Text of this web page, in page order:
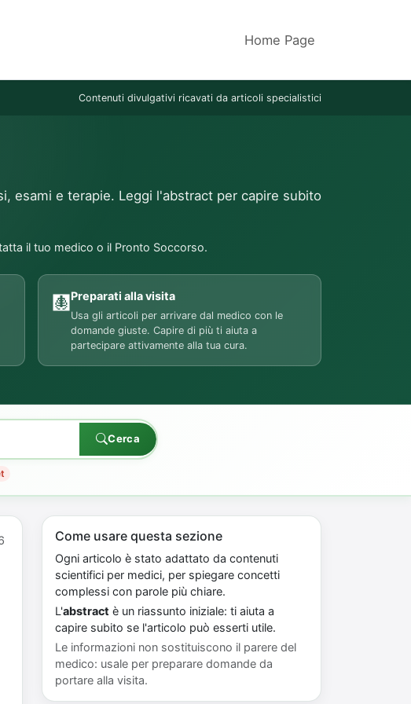
Home Page
Contenuti divulgativi ricavati da articoli specialistici
esami e terapie. Leggi l'abstract per capire subito
il tuo medico o il Pronto Soccorso.
🩻 Preparati alla visita
Usa gli articoli per arrivare dal medico con le
domande giuste. Capire di più ti aiuta a
partecipare attivamente alla tua cura.
Cerca
Come usare questa sezione
Ogni articolo è stato adattato da contenuti
scientifici per medici, per spiegare concetti
complessi con parole più chiare.
L'abstract è un riassunto iniziale: ti aiuta a
capire subito se l'articolo può esserti utile.
Le informazioni non sostituiscono il parere del
medico: usale per preparare domande da
portare alla visita.